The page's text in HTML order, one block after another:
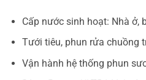
Cấp nước sinh hoạt: Nhà ở,
Tưới tiêu, phun rửa chuồng
Vận hành hệ thống phun